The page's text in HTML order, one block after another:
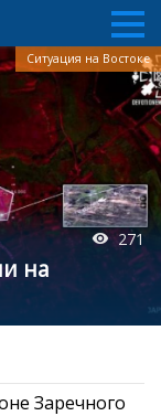
271
на
Ситуация на Востоке
Заречного